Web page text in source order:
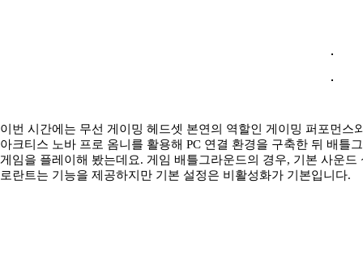
이번 시간에는 무선 게이밍 헤드셋 본연의 역할인 게이밍 퍼포먼
아크티스 노바 프로 옴니를 활용해 PC 연결 환경을 구축한 뒤 배틀
게임을 플레이해 봤는데요. 게임 배틀그라운드의 경우, 기본 사운
로란트는 기능을 제공하지만 기본 설정은 비활성화가 기본입니다.